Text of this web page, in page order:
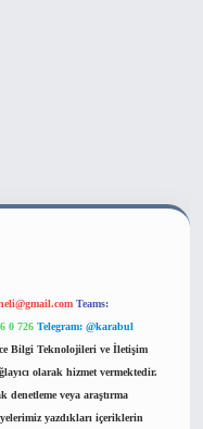
Teams:
0 726 Telegram: @karabul
Bilgi Teknolojileri ve İletişim
olarak hizmet vermektedir.
veya araştırma
yazdıkları içeriklerin